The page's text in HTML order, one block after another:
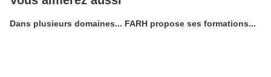
Dans plusieurs domaines... FARH propose ses formations...